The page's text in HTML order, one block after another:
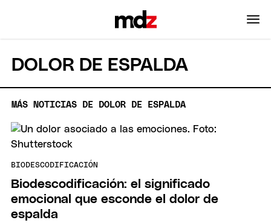
DOLOR DE ESPALDA
MÁS NOTICIAS DE DOLOR DE ESPALDA
BIODESCODIFICACIÓN
Biodescodificación: el significado
emocional que esconde el dolor de
espalda